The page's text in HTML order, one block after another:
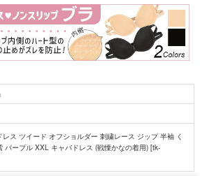
須
)
ス ツイード オフショルダー 刺繍レース ジップ 半袖 く
パープル XXL キャバドレス (戦慄かなの着用) [tk-